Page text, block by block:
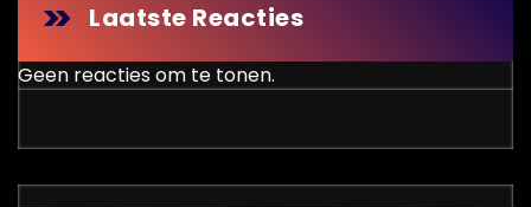
Laatste Reacties
Geen reacties om te tonen.